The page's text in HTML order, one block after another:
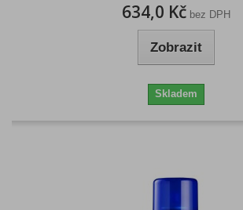
634,0 Kč bez DPH
Zobrazit
Skladem